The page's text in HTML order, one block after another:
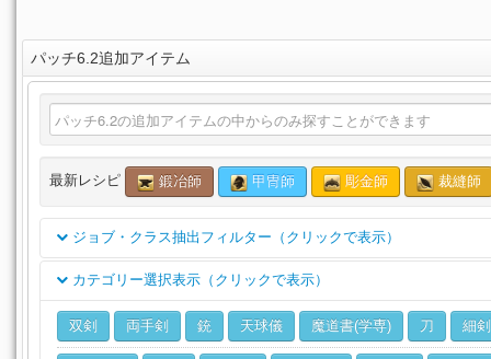
パッチ6.2追加アイテム
最新レシピ 鍛冶師 甲冑師 彫金師 裁縫師
ジョブ・クラス抽出フィルター（クリックで表示）
クラス
ジョブ
カテゴリー選択表示（クリックで表示）
双剣 両手剣 銃 天球儀 魔道書(学専) 刀 細剣